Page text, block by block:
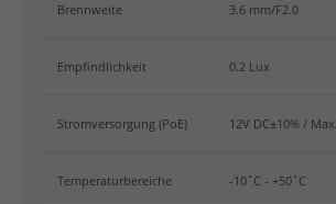
Brennweite 3.6 mm/F2.0
Empfindlichkeit 0.2 Lux
Stromversorgung (PoE) 12V DC±10% /
Temperaturbereiche -10˚C - +50˚C